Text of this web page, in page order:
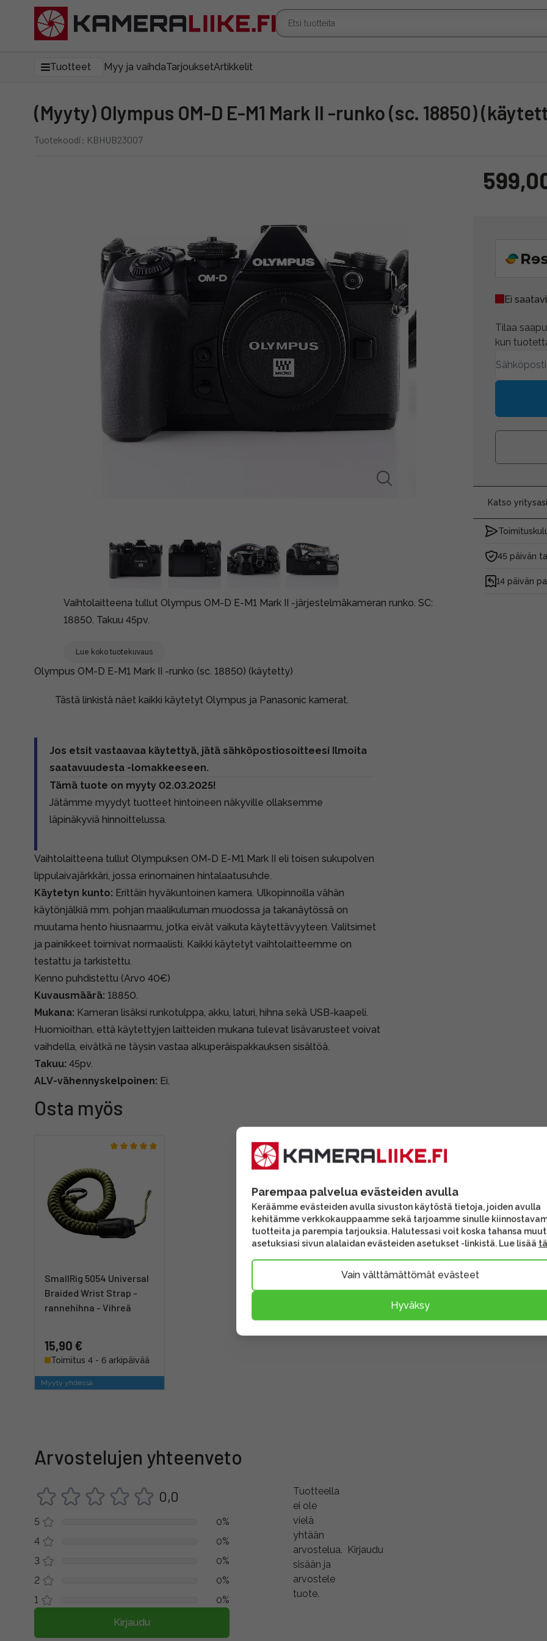
Tuotteet Myy ja vaihdaTarjouksetArtikkelit
(Myyty) Olympus OM-D E-M1 Mark II -runko (sc. 18850)
Tuotekoodi: KBHUB23007
Vaihtolaitteena tullut Olympus OM-D E-M1 Mark II -järjestelmäkameran runko. SC:
18850. Takuu 45pv.
Lue koko tuotekuvaus
Ei
Tilaa
kun
Katso
45 päivän
14 päivän
Olympus OM-D E-M1 Mark II -runko (sc. 18850) (käytetty)
Tästä linkistä näet kaikki käytetyt Olympus ja Panasonic kamerat.
Jos etsit vastaavaa käytettyä, jätä sähköpostiosoitteesi Ilmoita
saatavuudesta -lomakkeeseen.
Tämä tuote on myyty 02.03.2025!
Jätämme myydyt tuotteet hintoineen näkyville ollaksemme
läpinäkyviä hinnoittelussa.
Vaihtolaitteena tullut Olympuksen OM-D E-M1 Mark II eli toisen sukupolven
lippulaivajärkkäri, jossa erinomainen hintalaatusuhde.
Käytetyn kunto: Erittäin hyväkuntoinen kamera. Ulkopinnoilla vähän
käytönjälkiä mm. pohjan maalikuluman muodossa ja takanäytössä on
muutama hento hiusnaarmu, jotka eivät vaikuta käytettävyyteen. Valitsimet
ja painikkeet toimivat normaalisti. Kaikki käytetyt vaihtolaitteemme on
testattu ja tarkistettu.
Kenno puhdistettu (Arvo 40€)
Kuvausmäärä: 18850.
Mukana: Kameran lisäksi runkotulppa, akku, laturi, hihna sekä USB-kaapeli.
Huomioithan, että käytettyjen laitteiden mukana tulevat lisävarusteet voivat
vaihdella, eivätkä ne täysin vastaa alkuperäispakkauksen sisältöä.
Takuu: 45pv.
ALV-vähennyskelpoinen: Ei.
Osta myös
SmallRig 5054 Universal
Braided Wrist Strap -
rannehihna - Vihreä
15,90 €
Toimitus 4 - 6 arkipäivää
Myyty yhdessä
Arvostelujen yhteenveto
0,0
5
0%
4
0%
3
0%
2
0%
1
0%
Kirjaudu
Tuotteella
ei ole
vielä
yhtään
arvostelua. Kirjaudu
sisään ja
arvostele
tuote.
Parempaa palvelua evästeiden avulla
Keräämme evästeiden avulla sivuston käytöstä tietoja, joiden avulla
kehitämme verkkokauppaamme sekä tarjoamme sinulle
tuotteita ja parempia tarjouksia. Halutessasi voit koska tahansa
asetuksiasi sivun alalaidan evästeiden asetukset -linkistä. Lue lisää
Vain välttämättömät evästeet
Hyväksy